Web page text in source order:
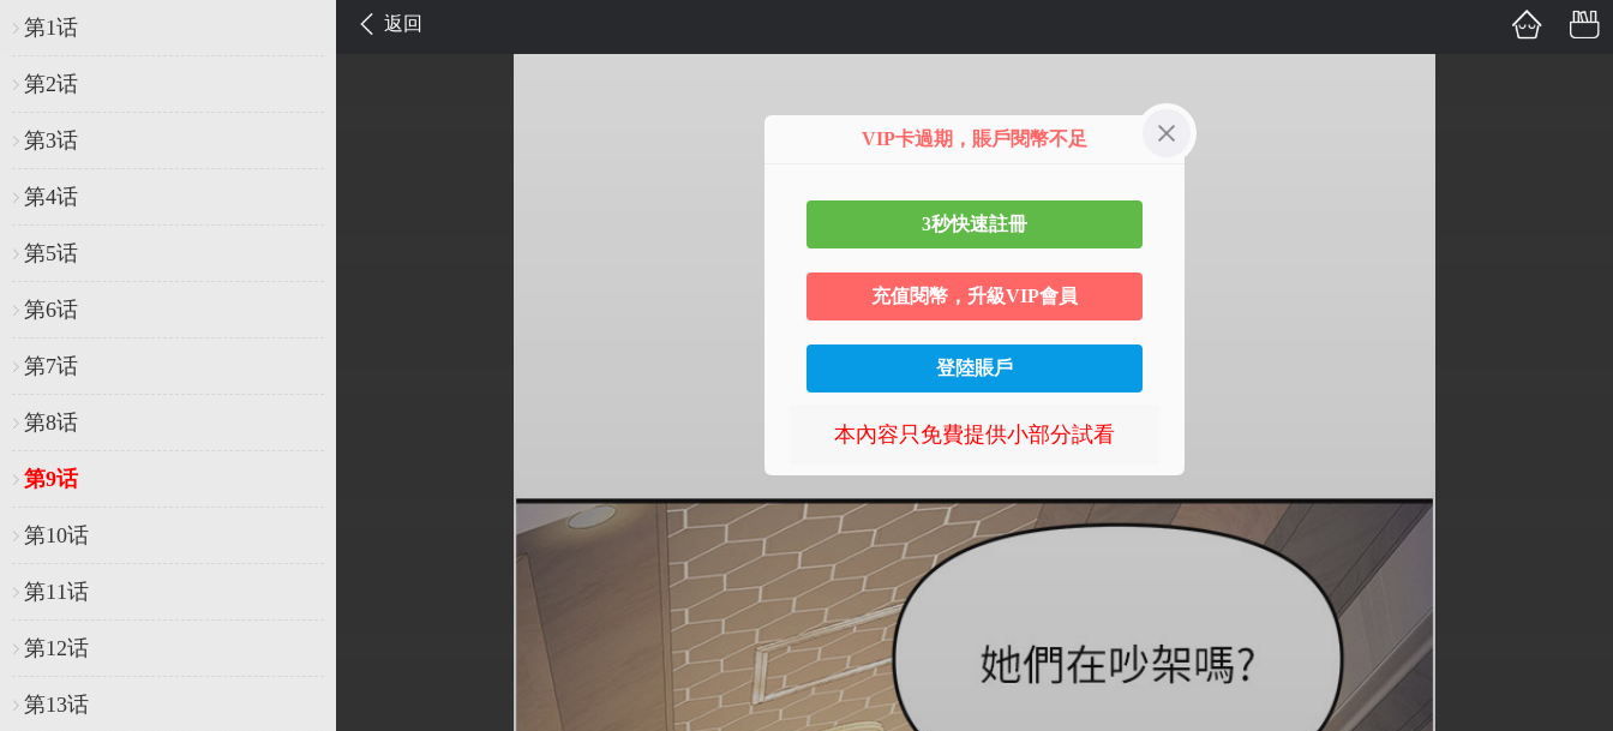
返回
VIP卡過期，賬戶閱幣不足
3秒快速註冊
充值閱幣，升級VIP會員
登陸賬戶
本內容只免費提供小部分試看
第1话
第2话
第3话
第4话
第5话
第6话
第7话
第8话
第9话
第10话
第11话
第12话
第13话